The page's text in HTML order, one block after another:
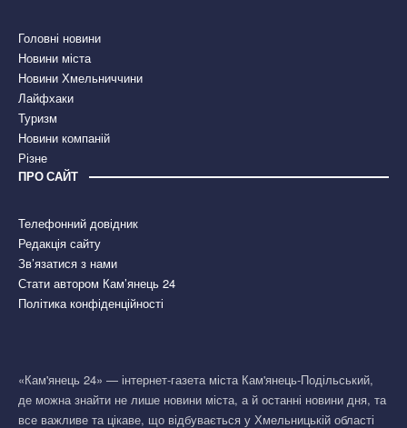
Головні новини
Новини міста
Новини Хмельниччини
Лайфхаки
Туризм
Новини компаній
Різне
ПРО САЙТ
Телефонний довідник
Редакція сайту
Зв’язатися з нами
Стати автором Кам’янець 24
Політика конфіденційності
«Кам'янець 24» — інтернет-газета міста Кам'янець-Подільський,
де можна знайти не лише новини міста, а й останні новини дня, та
все важливе та цікаве, що відбувається у Хмельницькій області